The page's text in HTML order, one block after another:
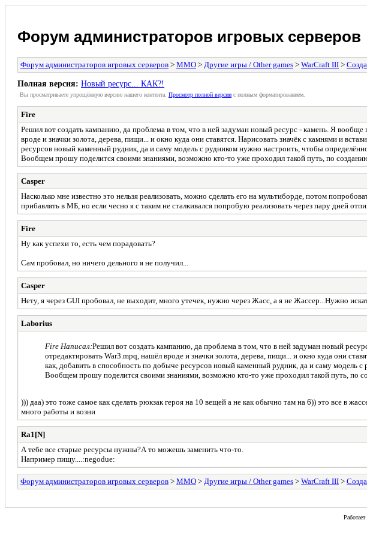
Форум администраторов игровых серверов
Форум администраторов игровых серверов > MMO > Другие игры / Other games > WarCraft III >
Полная версия: Новый ресурс... КАК?!
Вы просматриваете упрощённую версию нашего контента. Просмотр полной версии с полным форматированием.
Fire
Решил вот создать кампанию, да проблема в том, что в ней задуман новый ресурс - камень. Я
вроде и значки золота, дерева, пищи... и окно куда они ставятся. Нарисовать значёк с камнями и
ресурсов новый каменный рудник, да и саму модель с рудником нужно настроить, чтобы
Вообщем прошу поделится своими знаниями, возможно кто-то уже проходил такой путь, по
Casper
Насколько мне известно это нельзя реализовать, можно сделать его на мультиборде, потом
прибавлять в МБ, но если чесно я с таким не сталкивался попробую реализовать через пару дней
Fire
Ну как успехи то, есть чем порадовать?
Сам пробовал, но ничего дельного я не получил...
Casper
Нету, я через GUI пробовал, не выходит, много утечек, нужно через Жасс, а я не Жассер...Нужно
Laborius
Fire Написал:Решил вот создать кампанию, да проблема в том, что в ней задуман новый
отредактировать War3.mpq, нашёл вроде и значки золота, дерева, пищи... и окно куда они
как, добавить в способность по добыче ресурсов новый каменный рудник, да и саму модель
Вообщем прошу поделится своими знаниями, возможно кто-то уже проходил такой путь, по
))) даа) это тоже самое как сделать рюкзак героя на 10 вещей а не как обычно там на 6)) это все в
много работы и возни
Ra1[N]
А тебе все старые ресурсы нужны?А то можешь заменить что-то.
Например пищу....:negodue:
Форум администраторов игровых серверов > MMO > Другие игры / Other games > WarCraft III >
Работает